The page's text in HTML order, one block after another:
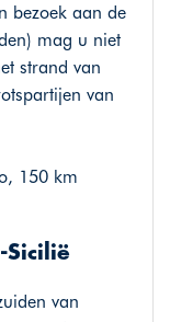
bezoek aan de
mag u niet
strand van
van
150 km
Sicilië
van